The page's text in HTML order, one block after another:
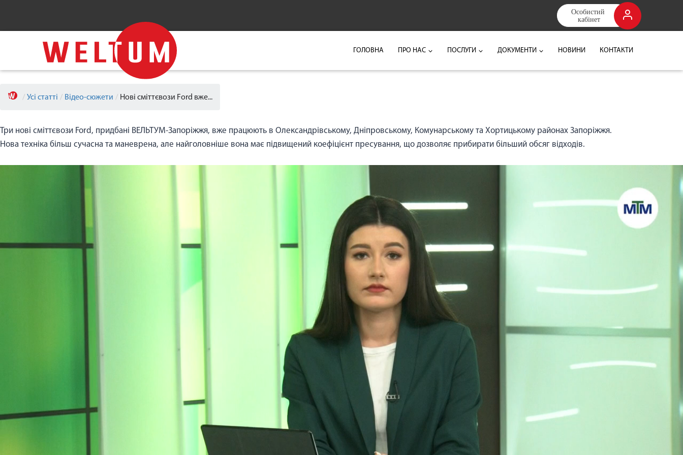
Особистий
кабінет
ГОЛОВНА ПРО НАС ПОСЛУГИ ДОКУМЕНТИ НОВИНИ КОНТАКТИ
/ Усі статті / Відео-сюжети / Нові сміттєвози Ford вже...
Три нові сміттєвози Ford, придбані ВЕЛЬТУМ-Запоріжжя, вже працюють в Олександрівському, Дніпровському, Комунарському та Хортицькому районах Запоріжжя.
Нова техніка більш сучасна та маневрена, але найголовніше вона має підвищений коефіцієнт пресування, що дозволяє прибирати більший обсяг відходів.